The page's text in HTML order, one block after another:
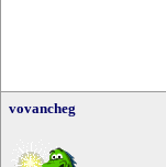
vovancheg